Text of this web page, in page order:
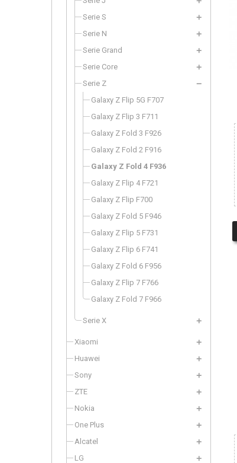
Serie S
Serie N
Serie Grand
Serie Core
Serie Z
Galaxy Z Flip 5G F707
Galaxy Z Flip 3 F711
Galaxy Z Fold 3 F926
Galaxy Z Fold 2 F916
Galaxy Z Fold 4 F936
Galaxy Z Flip 4 F721
Galaxy Z Flip F700
Galaxy Z Fold 5 F946
Galaxy Z Flip 5 F731
Galaxy Z Flip 6 F741
Galaxy Z Fold 6 F956
Galaxy Z Flip 7 F766
Galaxy Z Fold 7 F966
Serie X
Xiaomi
Huawei
Sony
ZTE
Nokia
One Plus
Alcatel
LG